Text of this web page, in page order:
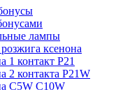
лампы
ксенона
1 контакт P21
2 контакта P21W
C5W C10W